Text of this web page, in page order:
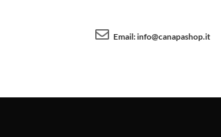
Email:info@canapashop.it